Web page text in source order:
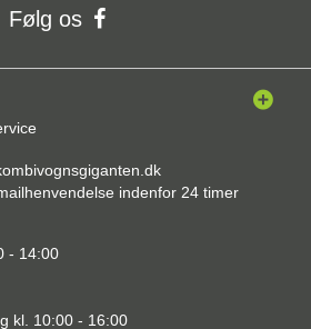
Følg os
indenfor 24 timer
- 14:00
kl. 10:00 - 16:00